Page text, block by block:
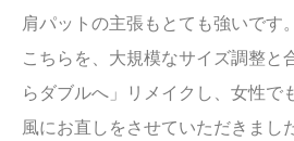
肩パットの主張もとても強いです。
こちらを、大規模なサイズ調整と
らダブルへ」リメイクし、女性で
風にお直しをさせていただきまし